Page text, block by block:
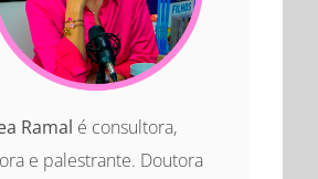
Ramal é consultora,
e palestrante. Doutora